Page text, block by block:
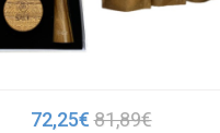
72,25€81,89€